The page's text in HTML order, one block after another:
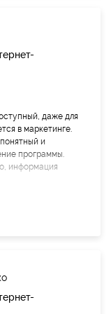
даже для
в маркетинге.
и
программы.
информация
возникло